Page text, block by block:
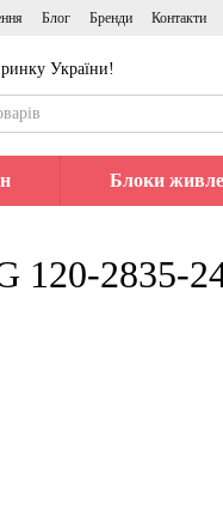
Блог Бренди Контакти
України!
Блоки
120-2835-